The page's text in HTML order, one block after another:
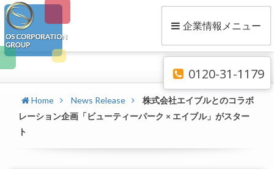
企業情報メニュー
0120-31-1179
Home News Release
株式会社エイブルとのコラボ
レーション企画「ビューティーパーク × エイブル」がスター
ト